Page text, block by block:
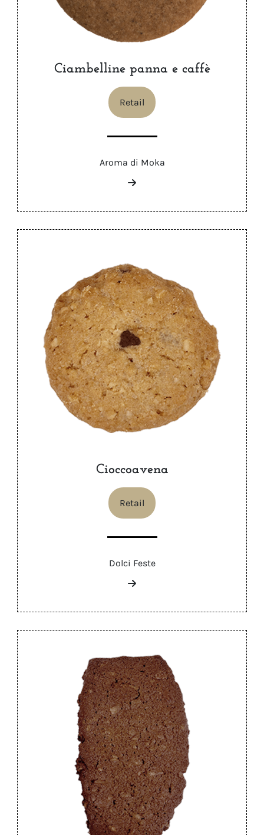
Ciambelline panna e caffè
Retail
Aroma di Moka
Cioccoavena
Retail
Dolci Feste